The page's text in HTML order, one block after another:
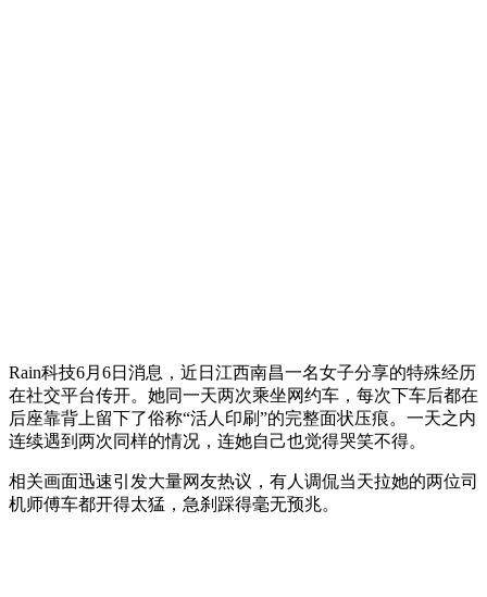
Rain科技6月6日消息，近日江西南昌一名女子分享的特殊经历
在社交平台传开。她同一天两次乘坐网约车，每次下车后都在
后座靠背上留下了俗称“活人印刷”的完整面状压痕。一天之内
连续遇到两次同样的情况，连她自己也觉得哭笑不得。
相关画面迅速引发大量网友热议，有人调侃当天拉她的两位司
机师傅车都开得太猛，急刹踩得毫无预兆。